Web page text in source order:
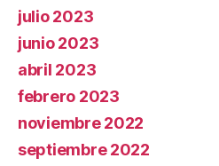
julio 2023
junio 2023
abril 2023
febrero 2023
noviembre 2022
septiembre 2022